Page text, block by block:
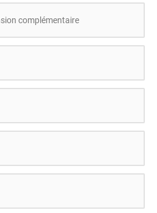
complémentaire